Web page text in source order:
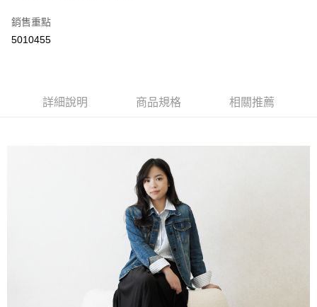
Google Pay
AFTEE先享後付
便利好安心！
【「AFTEE先享後付」結帳流程】
１．於結帳方式選擇「AFTEE先享後付」後，將跳轉至「AFTEE先享後付」
結帳頁面，進行簡訊認證並確認金額後，即可完成結帳。
２．訂單成立數日內，您將收到繳費通知簡訊。
３．收到繳費通知簡訊後14天內，點擊此簡訊中的連結，可透過四大超商／
ATM／網路銀行／等多元方式進行付款，方視為交易完成。
※ 請注意：結帳手續完成當下不需立刻繳費，但若您需要取消訂單，請聯絡
購買商品的店家。未經商家同意取消之訂單仍視為有效，需透過AFTEE先享
※ 交易是否成功請以「AFTEE先享後付 」之結帳頁面顯示為準，若有關於
是否繳費成功／繳費後需取消欲退款等相關疑問，請聯繫「AFTEE先享後付
https://netprotections.freshdesk.com/support/home
每筆NT$60，滿NT$800(含以上)免運費
每筆NT$60，滿NT$800(含以上)免運費
每筆NT$60，滿NT$800(含以上)免運費
每筆NT$60，滿NT$800(含以上)免運費
銷售重點
5010455
詳細說明 商品規格 相關推薦